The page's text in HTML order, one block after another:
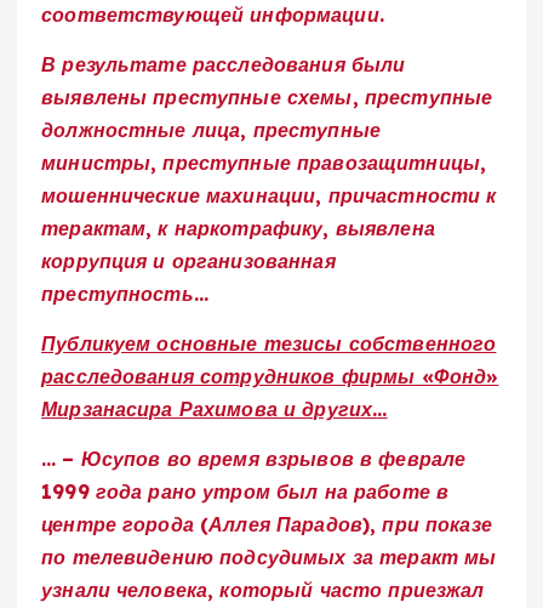
соответствующей информации.
В результате расследования были
выявлены преступные схемы, преступные
должностные лица, преступные
министры, преступные правозащитницы,
мошеннические махинации, причастности к
терактам, к наркотрафику, выявлена
коррупция и организованная
преступность...
Публикуем основные тезисы собственного
расследования сотрудников фирмы «Фонд»
Мирзанасира Рахимова и других...
… – Юсупов во время взрывов в феврале
1999 года рано утром был на работе в
центре города (Аллея Парадов), при показе
по телевидению подсудимых за теракт мы
узнали человека, который часто приезжал